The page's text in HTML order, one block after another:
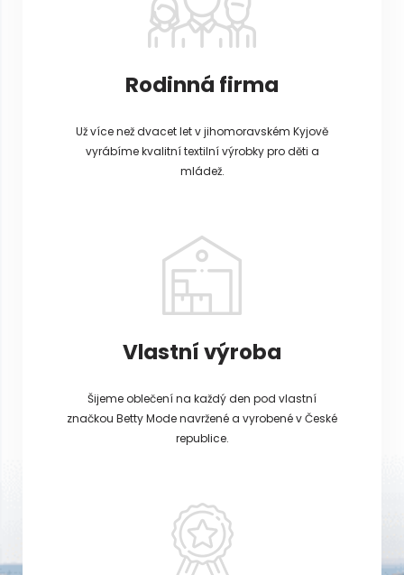
Rodinná firma
Už více než dvacet let v jihomoravském Kyjově
vyrábíme kvalitní textilní výrobky pro děti a
mládež.
Vlastní výroba
Šijeme oblečení na každý den pod vlastní
značkou Betty Mode navržené a vyrobené v České
republice.